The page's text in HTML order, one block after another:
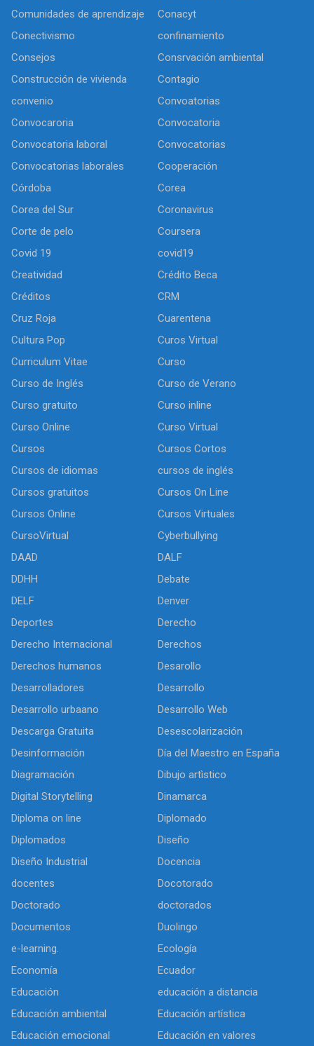
Comunidades de aprendizaje
Conacyt
Conectivismo
confinamiento
Consejos
Consrvación ambiental
Construcción de vivienda
Contagio
convenio
Convoatorias
Convocaroria
Convocatoria
Convocatoria laboral
Convocatorias
Convocatorias laborales
Cooperación
Córdoba
Corea
Corea del Sur
Coronavirus
Corte de pelo
Coursera
Covid 19
covid19
Creatividad
Crédito Beca
Créditos
CRM
Cruz Roja
Cuarentena
Cultura Pop
Curos Virtual
Curriculum Vitae
Curso
Curso de Inglés
Curso de Verano
Curso gratuito
Curso inline
Curso Online
Curso Virtual
Cursos
Cursos Cortos
Cursos de idiomas
cursos de inglés
Cursos gratuitos
Cursos On Line
Cursos Online
Cursos Virtuales
CursoVirtual
Cyberbullying
DAAD
DALF
DDHH
Debate
DELF
Denver
Deportes
Derecho
Derecho Internacional
Derechos
Derechos humanos
Desarollo
Desarrolladores
Desarrollo
Desarrollo urbaano
Desarrollo Web
Descarga Gratuita
Desescolarización
Desinformación
Día del Maestro en España
Diagramación
Dibujo artìstico
Digital Storytelling
Dinamarca
Diploma on line
Diplomado
Diplomados
Diseño
Diseño Industrial
Docencia
docentes
Docotorado
Doctorado
doctorados
Documentos
Duolingo
e-learning.
Ecología
Economía
Ecuador
Educación
educación a distancia
Educación ambiental
Educación artística
Educación emocional
Educación en valores